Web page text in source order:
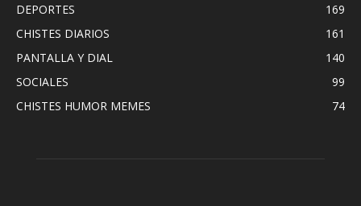
DEPORTES
169
CHISTES DIARIOS
161
PANTALLA Y DIAL
140
SOCIALES
99
CHISTES HUMOR MEMES
74